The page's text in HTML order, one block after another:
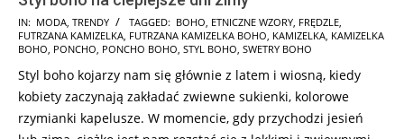
2018-
01-
IN: MODA, TRENDY TAGGED: BOHO, ETNICZNE WZORY, FRĘDZLE,
FUTRZANA KAMIZELKA, FUTRZANA KAMIZELKA BOHO, KAMIZELKA, KAMIZELKA
BOHO, PONCHO, PONCHO BOHO, STYL BOHO, SWETRY BOHO
Styl boho kojarzy nam się głównie z latem i wiosną, kiedy
kobiety zaczynają zakładać zwiewne sukienki, kolorowe
rzymianki kapelusze. W momencie, gdy przychodzi jesień